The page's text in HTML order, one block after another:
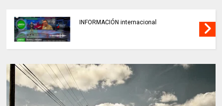
INFORMACIÓN internacional